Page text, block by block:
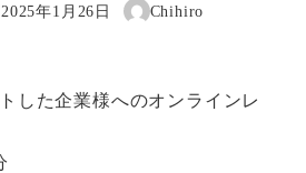
日
2025年1月26日
著
Chihiro
した企業様へのオンラインレ